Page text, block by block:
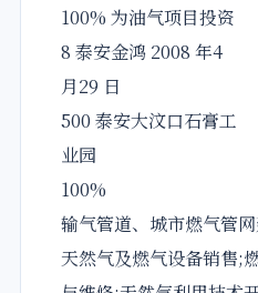
100% 为油气项目投资
8 泰安金鸿 2008 年4
月29 日
500 泰安大汶口石膏工
业园
100%
输气管道、城市燃气管
天然气及燃气设备销售;